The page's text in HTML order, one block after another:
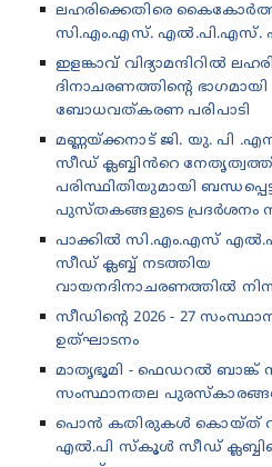
ലഹരിക്കെതിരെ
സി.എം.എസ്. എൽ.പി.എസ്.
ഇളങ്കാവ് വിദ്യാമന്ദിറിൽ
ദിനാചരണത്തിന്റെ ഭാഗമായി
ബോധവത്കരണ പരിപാടി
മണ്ണയ്ക്കനാട് ജി. യു. പി
സീഡ് ക്ലബ്ബിൻറെ
പരിസ്ഥിതിയുമായി
പുസ്തകങ്ങളുടെ പ്രദർശനം
പാക്കിൽ സി.എം.എസ്
സീഡ് ക്ലബ്ബ് നടത്തിയ
വായനദിനാചരണത്തിൽ
സീഡിന്റെ 2026 - 27
ഉത്‌ഘാടനം
മാതൃഭൂമി - ഫെഡറൽ ബാങ്ക്
സംസ്ഥാനതല പുരസ്കാരങ്ങൾ
പൊൻ കതിരുകൾ കൊയ്ത്
എൽ.പി സ്കൂൾ സീഡ്